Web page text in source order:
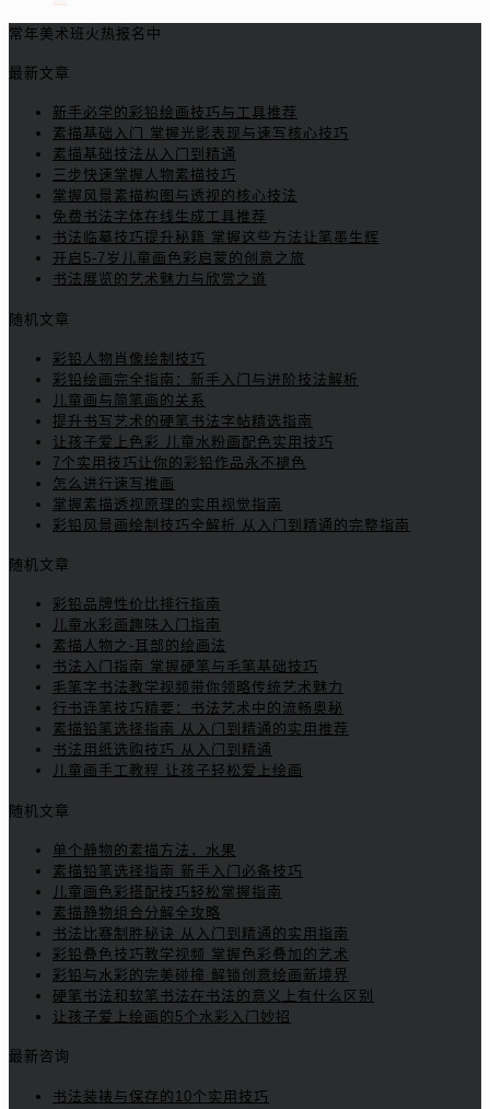
常年美术班火热报名中
最新文章
新手必学的彩铅绘画技巧与工具推荐
素描基础入门 掌握光影表现与速写核心技巧
素描基础技法从入门到精通
三步快速掌握人物素描技巧
掌握风景素描构图与透视的核心技法
免费书法字体在线生成工具推荐
书法临摹技巧提升秘籍 掌握这些方法让笔墨生辉
开启5-7岁儿童画色彩启蒙的创意之旅
书法展览的艺术魅力与欣赏之道
随机文章
彩铅人物肖像绘制技巧
彩铅绘画完全指南：新手入门与进阶技法解析
儿童画与简笔画的关系
提升书写艺术的硬笔书法字帖精选指南
让孩子爱上色彩 儿童水粉画配色实用技巧
7个实用技巧让你的彩铅作品永不褪色
怎么进行速写推画
掌握素描透视原理的实用视觉指南
彩铅风景画绘制技巧全解析 从入门到精通的完整指南
随机文章
彩铅品牌性价比排行指南
儿童水彩画趣味入门指南
素描人物之-耳部的绘画法
书法入门指南 掌握硬笔与毛笔基础技巧
毛笔字书法教学视频带你领略传统艺术魅力
行书连笔技巧精要：书法艺术中的流畅奥秘
素描铅笔选择指南 从入门到精通的实用推荐
书法用纸选购技巧 从入门到精通
儿童画手工教程 让孩子轻松爱上绘画
随机文章
单个静物的素描方法，水果
素描铅笔选择指南 新手入门必备技巧
儿童画色彩搭配技巧轻松掌握指南
素描静物组合分解全攻略
书法比赛制胜秘诀 从入门到精通的实用指南
彩铅叠色技巧教学视频 掌握色彩叠加的艺术
彩铅与水彩的完美碰撞 解锁创意绘画新境界
硬笔书法和软笔书法在书法的意义上有什么区别
让孩子爱上绘画的5个水彩入门妙招
最新咨询
书法装裱与保存的10个实用技巧